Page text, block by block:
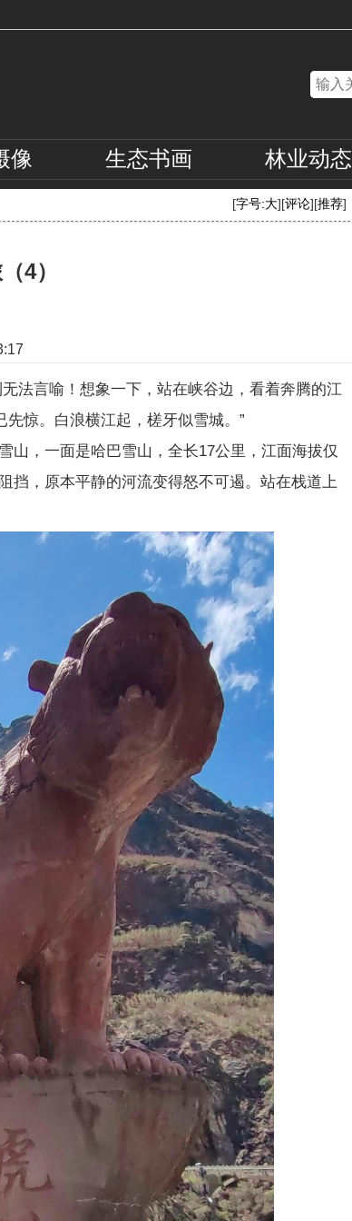
像 生态书画 林业动态
[字号:大][评论][推荐]
4）
法言喻！想象一下，站在峡谷边，看着奔腾的江
惊。白浪横江起，槎牙似雪城。”
山，一面是哈巴雪山，全长17公里，江面海拔仅
挡，原本平静的河流变得怒不可遏。站在栈道上